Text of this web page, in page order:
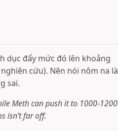
dục đẩy mức đó lên khoảng
cứu). Nên nói nôm na là
sai.
Meth can push it to 1000-1200
isn’t far off.